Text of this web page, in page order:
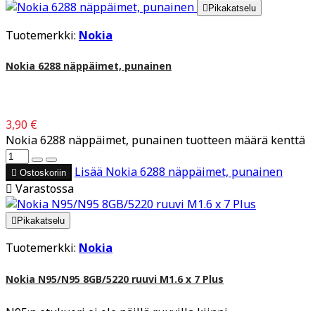
 Pikakatselu
Tuotemerkki: Nokia
Nokia 6288 näppäimet, punainen
3,90 €
Nokia 6288 näppäimet, punainen tuotteen määrä kenttä
 Ostoskoriin Lisää Nokia 6288 näppäimet, punainen
 Varastossa
 Pikakatselu
Tuotemerkki: Nokia
Nokia N95/N95 8GB/5220 ruuvi M1.6 x 7 Plus